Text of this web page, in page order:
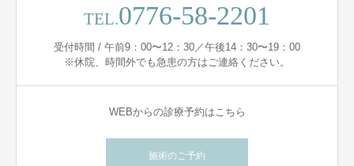
TEL.0776-58-2201
受付時間 / 午前9：00〜12：30／午後14：30〜19：00
※休院、時間外でも急患の方はご連絡ください。
WEBからの診療予約はこちら
施術のご予約